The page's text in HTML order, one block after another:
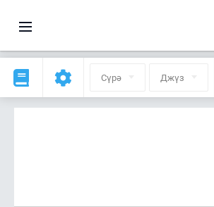
Сүрә Джүз